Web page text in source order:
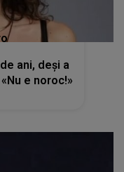
ani, deși a
e noroc!»